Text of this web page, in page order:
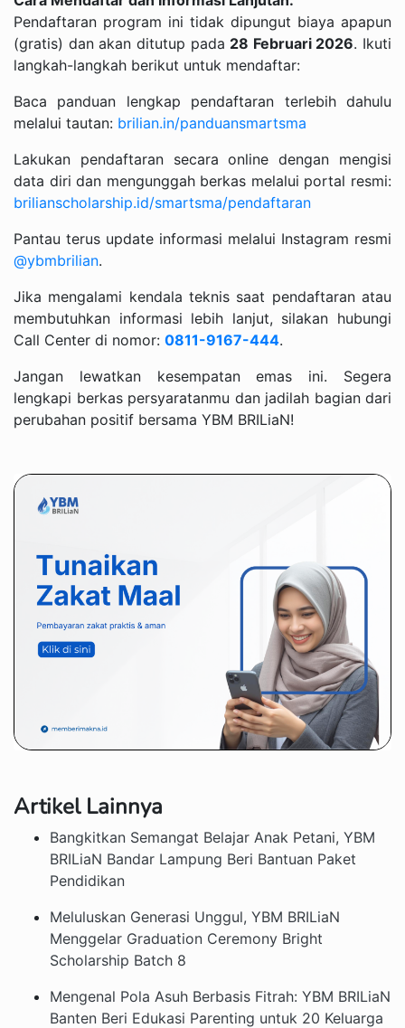
Pendaftaran program ini tidak dipungut biaya apapun
(gratis) dan akan ditutup pada 28 Februari 2026. Ikuti
langkah-langkah berikut untuk mendaftar:
Baca panduan lengkap pendaftaran terlebih dahulu
melalui tautan: brilian.in/panduansmartsma
Lakukan pendaftaran secara online dengan mengisi
data diri dan mengunggah berkas melalui portal resmi:
brilianscholarship.id/smartsma/pendaftaran
Pantau terus update informasi melalui Instagram resmi
@ybmbrilian.
Jika mengalami kendala teknis saat pendaftaran atau
membutuhkan informasi lebih lanjut, silakan hubungi
Call Center di nomor: 0811-9167-444.
Jangan lewatkan kesempatan emas ini. Segera
lengkapi berkas persyaratanmu dan jadilah bagian dari
perubahan positif bersama YBM BRILiaN!
Artikel Lainnya
Bangkitkan Semangat Belajar Anak Petani, YBM
BRILiaN Bandar Lampung Beri Bantuan Paket
Pendidikan
Meluluskan Generasi Unggul, YBM BRILiaN
Menggelar Graduation Ceremony Bright
Scholarship Batch 8
Mengenal Pola Asuh Berbasis Fitrah: YBM BRILiaN
Banten Beri Edukasi Parenting untuk 20 Keluarga